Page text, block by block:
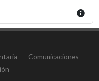
Comunicaciones